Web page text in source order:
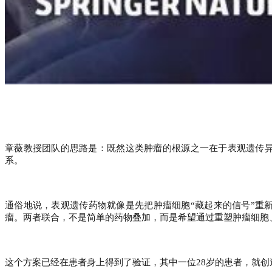
章薇教授团队的思路是：既然这类肿瘤的根源之一在于表观遗传
系。
通俗地说，表观遗传药物就像是先把肿瘤细胞“藏起来的信号”重
瘤。两者联合，不是简单的药物叠加，而是希望通过重塑肿瘤细
这个方案已经在患者身上得到了验证，其中一位28岁的患者，就